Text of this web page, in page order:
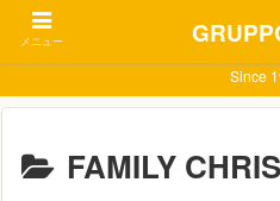
Since
FAMILY
メニュー